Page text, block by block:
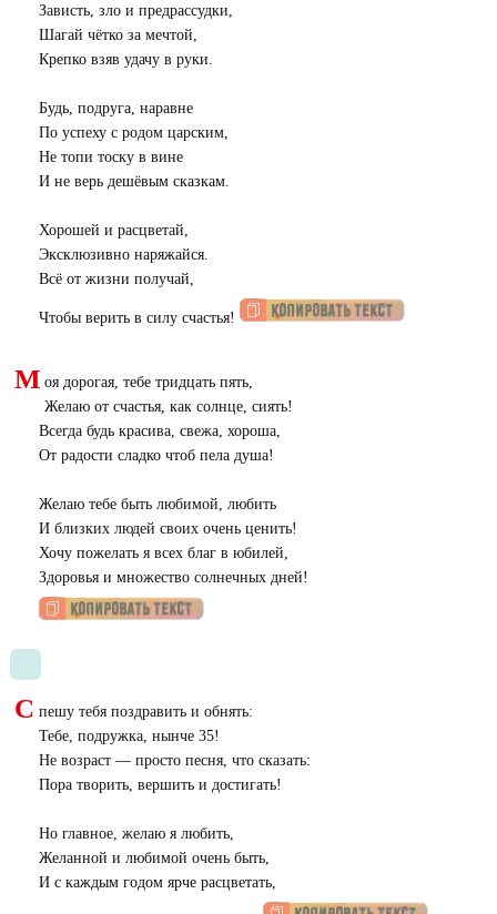
Зависть, зло и предрассудки,
Шагай чётко за мечтой,
Крепко взяв удачу в руки.
Будь, подруга, наравне
По успеху с родом царским,
Не топи тоску в вине
И не верь дешёвым сказкам.
Хорошей и расцветай,
Эксклюзивно наряжайся.
Всё от жизни получай,
Чтобы верить в силу счастья!
М оя дорогая, тебе тридцать пять,
Желаю от счастья, как солнце, сиять!
Всегда будь красива, свежа, хороша,
От радости сладко чтоб пела душа!
Желаю тебе быть любимой, любить
И близких людей своих очень ценить!
Хочу пожелать я всех благ в юбилей,
Здоровья и множество солнечных дней!
С пешу тебя поздравить и обнять:
Тебе, подружка, нынче 35!
Не возраст — просто песня, что сказать:
Пора творить, вершить и достигать!
Но главное, желаю я любить,
Желанной и любимой очень быть,
И с каждым годом ярче расцветать,